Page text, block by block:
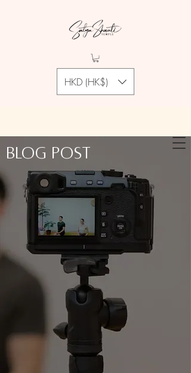
HKD (HK$)
Blog Post